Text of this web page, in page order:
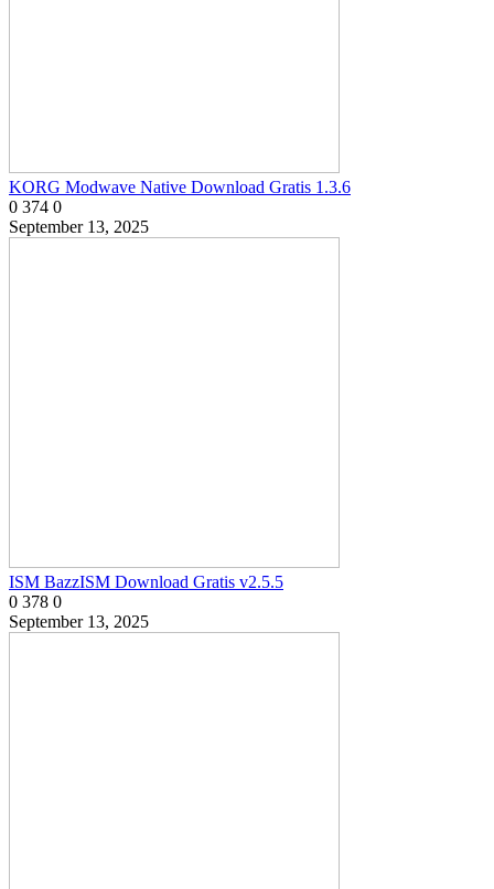
KORG Modwave Native Download Gratis 1.3.6
0 374 0
September 13, 2025
ISM BazzISM Download Gratis v2.5.5
0 378 0
September 13, 2025